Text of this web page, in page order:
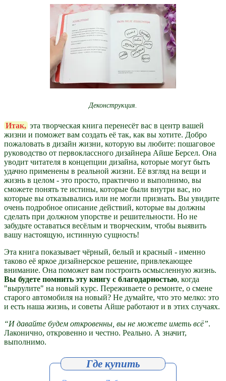
Деконструкция.
Итак, эта творческая книга перенесёт вас в центр вашей
жизни и поможет вам создать её так, как вы хотите. Добро
пожаловать в дизайн жизни, которую вы любите: пошаговое
руководство от первоклассного дизайнера Айше Берсел. Она
уводит читателя в концепции дизайна, которые могут быть
удачно применены в реальной жизни. Её взгляд на вещи и
жизнь в целом - это просто, практично и выполнимо, вы
сможете понять те истины, которые были внутри вас, но
которые вы отказывались или не могли признать. Вы увидите
очень подробное описание действий, которые вы должны
сделать при должном упорстве и решительности. Но не
забудьте оставаться весёлым и творческим, чтобы выявить
вашу настоящую, истинную сущность!
Эта книга показывает чёрный, белый и красный - именно
таково её яркое дизайнерское решение, привлекающее
внимание. Она поможет вам построить осмысленную жизнь.
Вы будете помнить эту книгу с благодарностью, когда
"вырулите" на новый курс. Переживаете о ремонте, о смене
старого автомобиля на новый? Не думайте, что это мелко: это
и есть наша жизнь, и советы Айше работают и в этих случаях.
“И давайте будем откровенны, вы не можете иметь всё”.
Лаконично, откровенно и честно. Реально. А значит,
выполнимо.